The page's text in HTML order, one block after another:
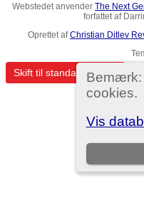
Bemærk:
cookies.
Vis
Webstedet anvender The Next
forfattet af
Oprettet afChristian Ditlev
Skift til standardvisning